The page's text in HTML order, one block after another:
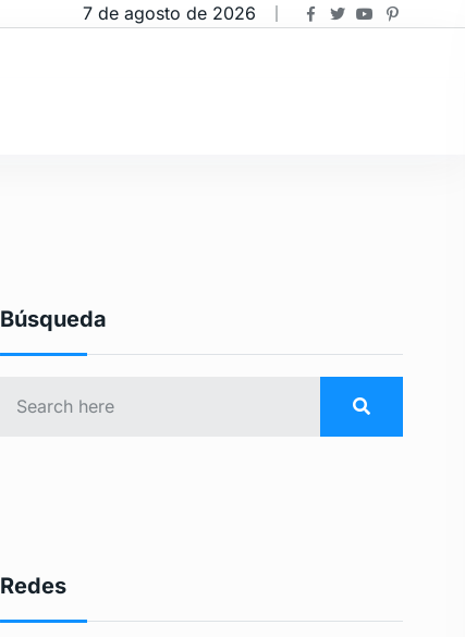
7 de agosto de 2026
Búsqueda
Redes